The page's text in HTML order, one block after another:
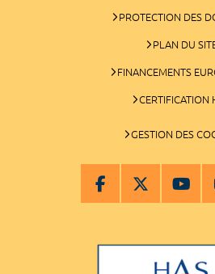
PROTECTION DES
PLAN DU
FINANCEMENTS
CERTIFICATION
GESTION DES